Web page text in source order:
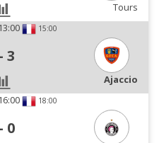
Tours
15:00
- 3
Ajaccio
18:00
- 0